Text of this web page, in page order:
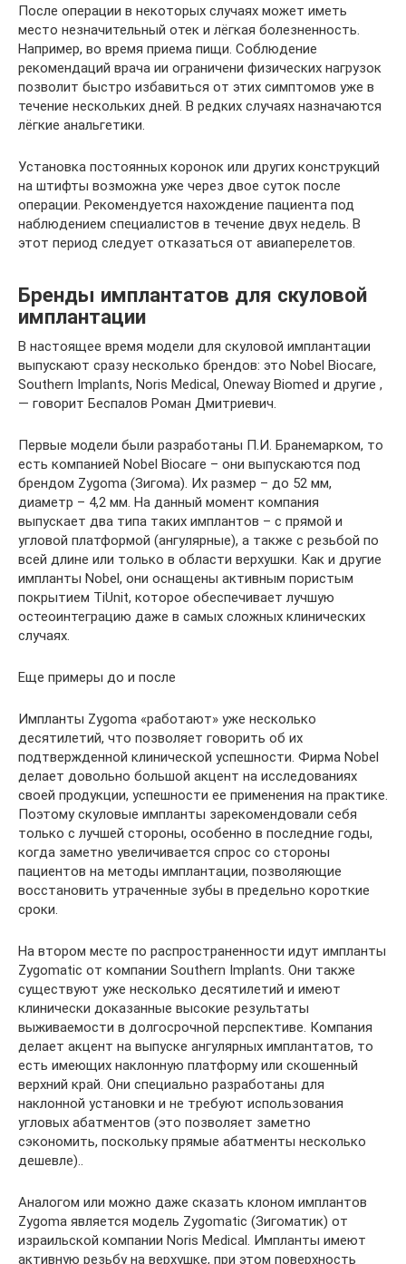
После операции в некоторых случаях может иметь
место незначительный отек и лёгкая болезненность.
Например, во время приема пищи. Соблюдение
рекомендаций врача ии ограничени физических нагрузок
позволит быстро избавиться от этих симптомов уже в
течение нескольких дней. В редких случаях назначаются
лёгкие анальгетики.
Установка постоянных коронок или других конструкций
на штифты возможна уже через двое суток после
операции. Рекомендуется нахождение пациента под
наблюдением специалистов в течение двух недель. В
этот период следует отказаться от авиаперелетов.
Бренды имплантатов для скуловой
имплантации
В настоящее время модели для скуловой имплантации
выпускают сразу несколько брендов: это Nobel Biocare,
Southern Implants, Noris Medical, Oneway Biomed и другие ,
— говорит Беспалов Роман Дмитриевич.
Первые модели были разработаны П.И. Бранемарком, то
есть компанией Nobel Biocare – они выпускаются под
брендом Zygoma (Зигома). Их размер – до 52 мм,
диаметр – 4,2 мм. На данный момент компания
выпускает два типа таких имплантов – с прямой и
угловой платформой (ангулярные), а также с резьбой по
всей длине или только в области верхушки. Как и другие
импланты Nobel, они оснащены активным пористым
покрытием TiUnit, которое обеспечивает лучшую
остеоинтеграцию даже в самых сложных клинических
случаях.
Еще примеры до и после
Импланты Zygoma «работают» уже несколько
десятилетий, что позволяет говорить об их
подтвержденной клинической успешности. Фирма Nobel
делает довольно большой акцент на исследованиях
своей продукции, успешности ее применения на практике.
Поэтому скуловые импланты зарекомендовали себя
только с лучшей стороны, особенно в последние годы,
когда заметно увеличивается спрос со стороны
пациентов на методы имплантации, позволяющие
восстановить утраченные зубы в предельно короткие
сроки.
На втором месте по распространенности идут импланты
Zygomatic от компании Southern Implants. Они также
существуют уже несколько десятилетий и имеют
клинически доказанные высокие результаты
выживаемости в долгосрочной перспективе. Компания
делает акцент на выпуске ангулярных имплантатов, то
есть имеющих наклонную платформу или скошенный
верхний край. Они специально разработаны для
наклонной установки и не требуют использования
угловых абатментов (это позволяет заметно
сэкономить, поскольку прямые абатменты несколько
дешевле)..
Аналогом или можно даже сказать клоном имплантов
Zygoma является модель Zygomatic (Зигоматик) от
израильской компании Noris Medical. Импланты имеют
активную резьбу на верхушке, при этом поверхность